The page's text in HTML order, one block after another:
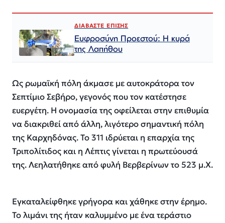
ΔΙΑΒΑΣΤΕ ΕΠΙΣΗΣ
Ευφροσύνη Προεστού: Η κυρά
της Λαπήθου
Ως ρωμαϊκή πόλη άκμασε με αυτοκράτορα τον
Σεπτίμιο Σεβήρο, γεγονός που τον κατέστησε
ευεργέτη. Η ονομασία της οφείλεται στην επιθυμία
να διακριθεί από άλλη, λιγότερο σημαντική πόλη
της Καρχηδόνας. Το 311 ιδρύεται η επαρχία της
Τριπολίτιδος και η Λέπτις γίνεται η πρωτεύουσά
της. Λεηλατήθηκε από φυλή Βερβερίνων το 523 μ.Χ.
Εγκαταλείφθηκε γρήγορα και χάθηκε στην έρημο.
Το λιμάνι της ήταν καλυμμένο με ένα τεράστιο